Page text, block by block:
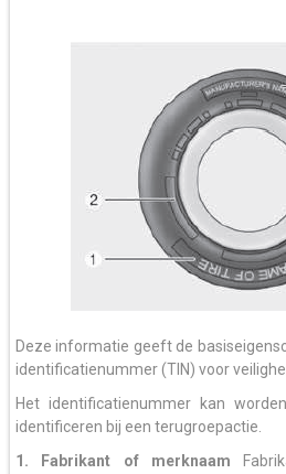
Deze informatie geeft de
identificatienummer (TIN) voor
Het identificatienummer kan
identificeren bij een terugroepactie.
1. Fabrikant of merknaam